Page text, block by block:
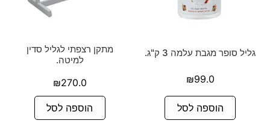
גליל סופר מגבת עלמה 3 ק"ג.
₪99.0
הוספה לסל
מתקן רצפתי לגליל סדין
למיטה.
₪270.0
הוספה לסל